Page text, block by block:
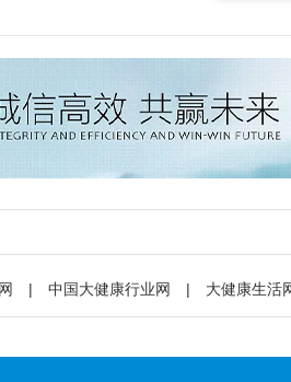
| 中国大健康行业网 | 大健康生活